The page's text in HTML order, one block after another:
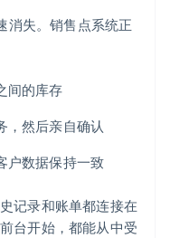
消失。销售点系统正
间的库存
，然后亲自确认
户数据保持一致
记录和账单都连接在
台开始，都能从中受